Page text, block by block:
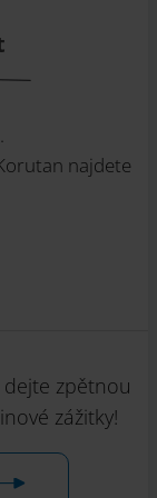
najdete
zpětnou
zážitky!